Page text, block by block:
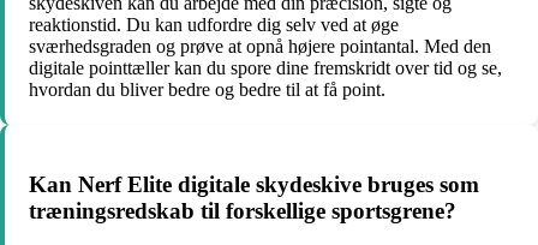
reaktionstid. Du kan udfordre dig selv ved at øge
sværhedsgraden og prøve at opnå højere pointantal. Med den
digitale pointtæller kan du spore dine fremskridt over tid og se,
hvordan du bliver bedre og bedre til at få point.
Kan Nerf Elite digitale skydeskive bruges som
træningsredskab til forskellige sportsgrene?